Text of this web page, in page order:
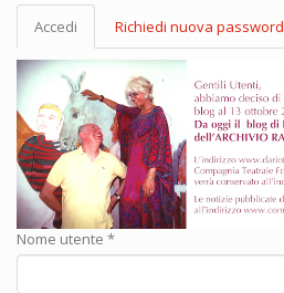
Schede
primarie
Accedi (scheda
attiva)
Richiedi nuova password
Nome utente *